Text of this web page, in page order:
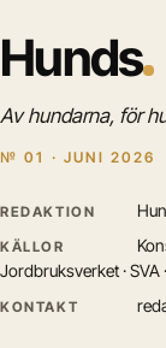
Hunds
Av hundarna, för
№ 01 · JUNI 2026
REDAKTION
KÄLLOR
Jordbruksverket · SVA
KONTAKT